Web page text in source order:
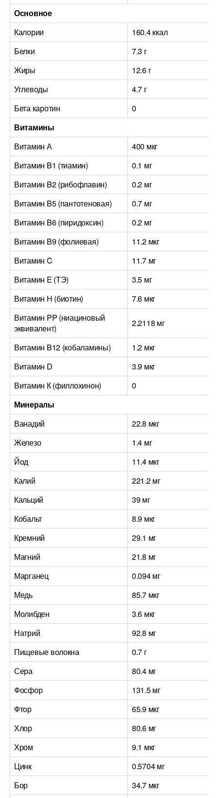
Основное
Калории
160.4 ккал
Белки
7.3 г
Жиры
12.6 г
Углеводы
4.7 г
Бета каротин
0
Витамины
Витамин А
400 мкг
Витамин B1 (тиамин)
0.1 мг
Витамин B2 (рибофлавин)
0.2 мг
Витамин B5 (пантотеновая)
0.7 мг
Витамин B6 (пиридоксин)
0.2 мг
Витамин B9 (фолиевая)
11.2 мкг
Витамин C
11.7 мг
Витамин E (ТЭ)
3.5 мг
Витамин H (биотин)
7.6 мкг
Витамин PP (ниациновый
эквивалент)
2.2118 мг
Витамин B12 (кобаламины)
1.2 мкг
Витамин D
3.9 мкг
Витамин К (филлохинон)
0
Минералы
Ванадий
22.8 мкг
Железо
1.4 мг
Йод
11.4 мкг
Калий
221.2 мг
Кальций
39 мг
Кобальт
8.9 мкг
Кремний
29.1 мг
Магний
21.8 мг
Марганец
0.094 мг
Медь
85.7 мкг
Молибден
3.6 мкг
Натрий
92.8 мг
Пищевые волокна
0.7 г
Сера
80.4 мг
Фосфор
131.5 мг
Фтор
65.9 мкг
Хлор
80.6 мг
Хром
9.1 мкг
Цинк
0.5704 мг
Бор
34.7 мкг